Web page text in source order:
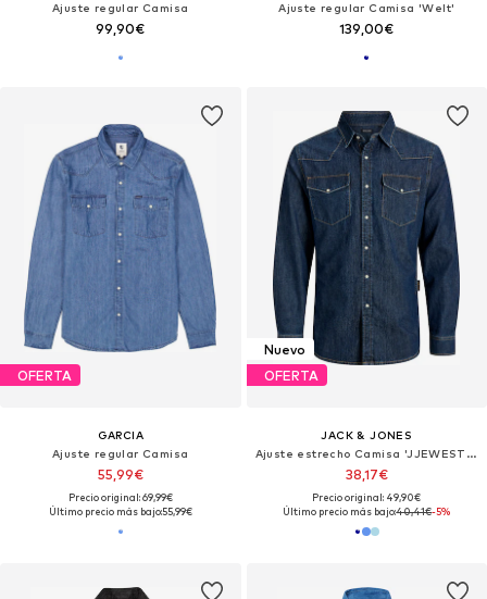
Ajuste regular Camisa
99,90€
Ajuste regular Camisa 'Welt'
139,00€
OFERTA
GARCIA
Ajuste regular Camisa
55,99€
Precio original: 69,99€
Último precio más bajo:55,99€
Nuevo
OFERTA
JACK & JONES
Ajuste estrecho Camisa 'JJEWESTERN'
38,17€
Precio original: 49,90€
Último precio más bajo:40,41€-5%